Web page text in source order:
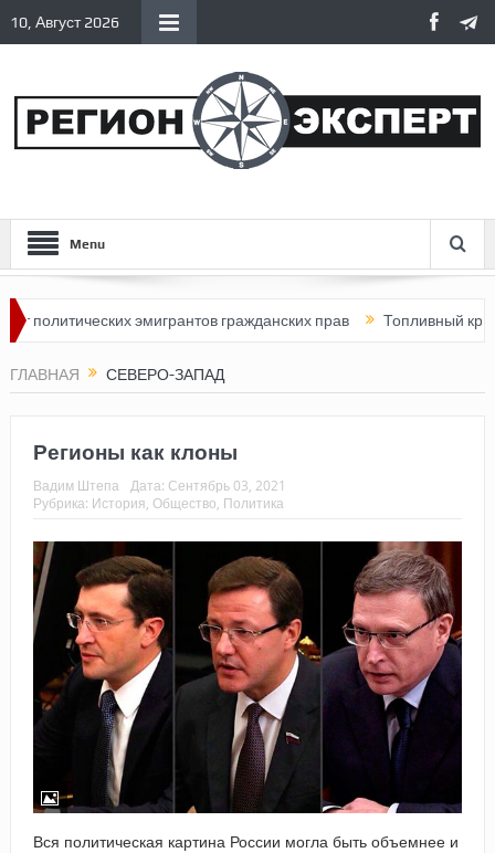
10, Август 2026
Menu
эмигрантов гражданских прав Топливный кризис в
ГЛАВНАЯ СЕВЕРО-ЗАПАД
Регионы как клоны
Вадим Штепа Дата: Сентябрь 03, 2021
Рубрика: История Общество Политика
Вся политическая картина России могла быть объемнее и